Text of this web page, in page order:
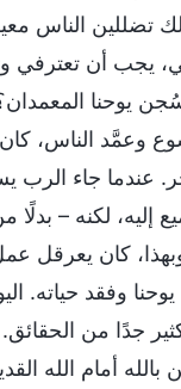
تضللين الناس
يجب أن تعترفي
يوحنا
وعمَّد الناس، كان
عندما جاء الرب
إليه، لكنه –
كان يعرقل
وفقد حياته.
جدًا من
أمام الله